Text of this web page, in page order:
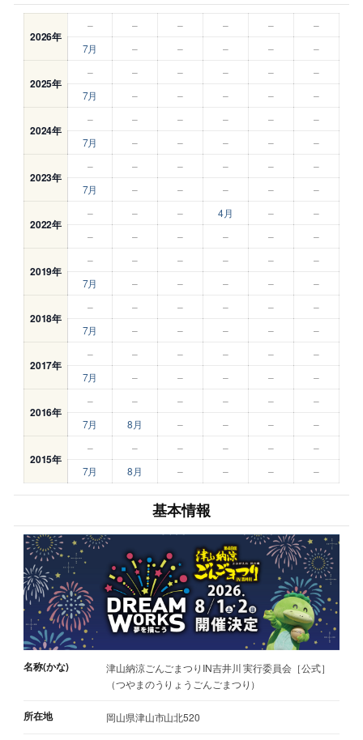
2026年
– – – – –
–
7月
– – – – –
2025年
– – – – –
–
7月
– – – – –
2024年
– – – – –
–
7月
– – – – –
2023年
– – – – –
–
7月
– – – – –
2022年
– – – 4月 –
–
–
– – – – –
2019年
– – – – –
–
7月
– – – – –
2018年
– – – – –
–
7月
– – – – –
2017年
– – – – –
–
7月
– – – – –
2016年
– – – – –
–
7月
8月 – – – –
2015年
– – – – –
–
7月
8月 – – – –
基本情報
名称(かな)
津山納涼ごんごまつりIN吉井川 実行委員会［公式］
（つやまのうりょうごんごまつり）
所在地 岡山県津山市山北520